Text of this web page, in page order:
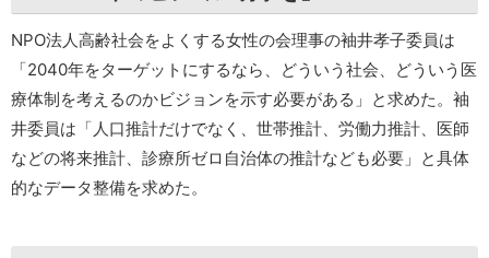
NPO法人高齢社会をよくする女性の会理事の袖井孝子委員は
「2040年をターゲットにするなら、どういう社会、どういう医
療体制を考えるのかビジョンを示す必要がある」と求めた。袖
井委員は「人口推計だけでなく、世帯推計、労働力推計、医師
などの将来推計、診療所ゼロ自治体の推計なども必要」と具体
的なデータ整備を求めた。